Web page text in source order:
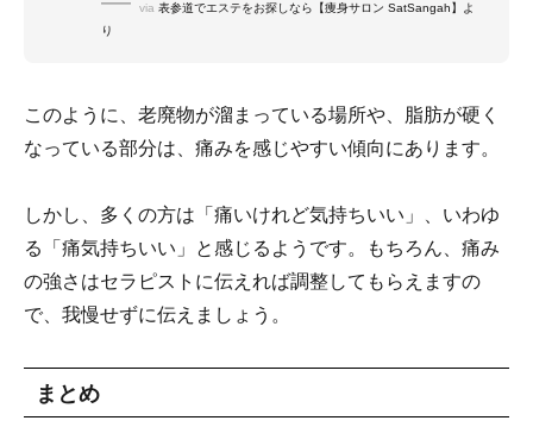
via 表参道でエステをお探しなら【痩身サロン SatSangah】よ
り
このように、老廃物が溜まっている場所や、脂肪が硬く
なっている部分は、痛みを感じやすい傾向にあります。
しかし、多くの方は「痛いけれど気持ちいい」、いわゆ
る「痛気持ちいい」と感じるようです。もちろん、痛み
の強さはセラピストに伝えれば調整してもらえますの
で、我慢せずに伝えましょう。
まとめ